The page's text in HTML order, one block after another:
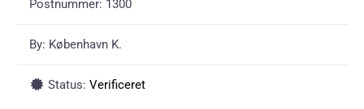
Postnummer: 1300
By: København K.
Status: Verificeret